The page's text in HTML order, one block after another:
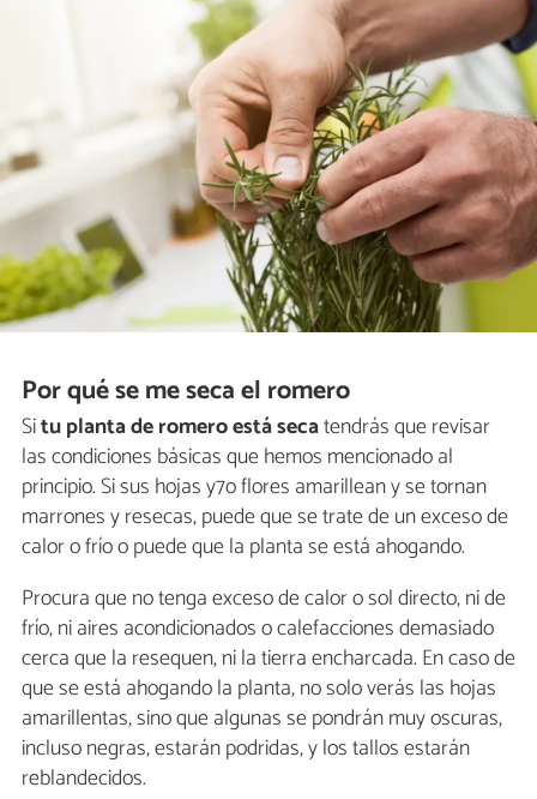
Por qué se me seca el romero
Situ planta de romero está secatendrás que revisar
las condiciones básicas que hemos mencionado al
principio. Si sus hojas y7o flores amarillean y se tornan
marrones y resecas, puede que se trate de un exceso de
calor o frío o puede que la planta se está ahogando.
Procura que no tenga exceso de calor o sol directo, ni de
frío, ni aires acondicionados o calefacciones demasiado
cerca que la resequen, ni la tierra encharcada. En caso de
que se está ahogando la planta, no solo verás las hojas
amarillentas, sino que algunas se pondrán muy oscuras,
incluso negras, estarán podridas, y los tallos estarán
reblandecidos.